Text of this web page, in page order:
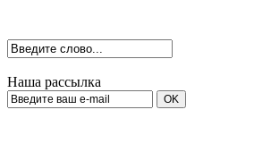
Наша рассылка